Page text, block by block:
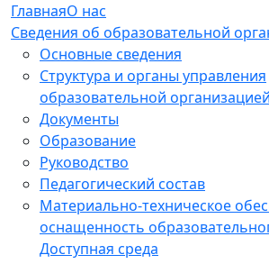
ГлавнаяО нас
Сведения об образовательной
Основные сведения
Структура и органы управления
образовательной организацией
Документы
Образование
Руководство
Педагогический состав
Материально-техническое
оснащенность
Доступная среда